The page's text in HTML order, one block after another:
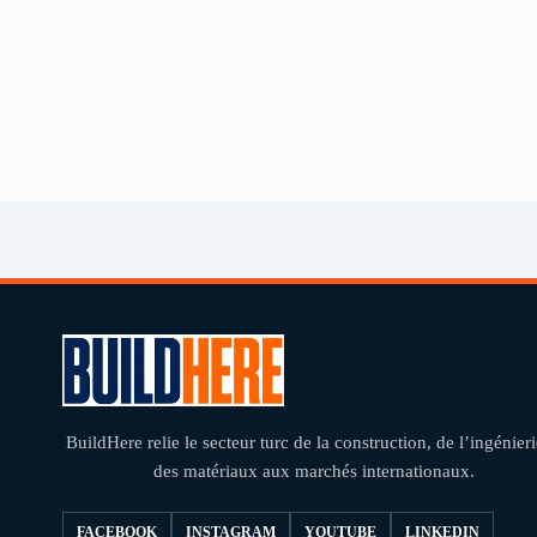
BuildHere relie le secteur turc de la construction, de
des matériaux aux marchés internationaux.
FACEBOOK INSTAGRAM YOUTUBE LINKEDIN